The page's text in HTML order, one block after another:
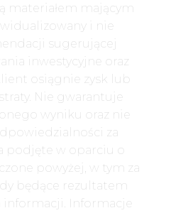
materiałem mającym
i nie
sugerującej
inwestycyjne oraz
osiągnie zysk lub
Nie gwarantuje
wyniku oraz nie
za
podjęte w oparciu o
powyżej, w tym za
będące rezultatem
informacji. Informacje